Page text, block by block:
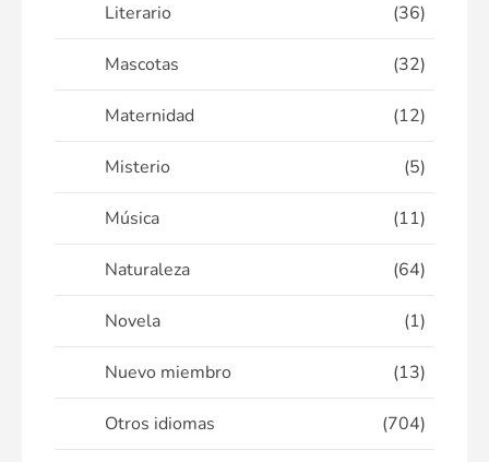
Literario (36)
Mascotas (32)
Maternidad (12)
Misterio (5)
Música (11)
Naturaleza (64)
Novela (1)
Nuevo miembro (13)
Otros idiomas (704)